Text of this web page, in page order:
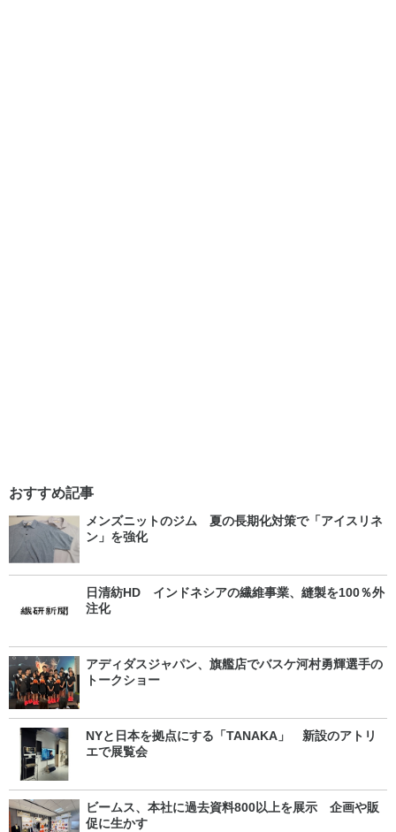
おすすめ記事
メンズニットのジム 夏の長期化対策で「アイスリネ
ン」を強化
日清紡HD インドネシアの繊維事業、縫製を100％外
注化
アディダスジャパン、旗艦店でバスケ河村勇輝選手の
トークショー
NYと日本を拠点にする「TANAKA」 新設のアトリ
エで展覧会
ビームス、本社に過去資料800以上を展示 企画や販
促に生かす